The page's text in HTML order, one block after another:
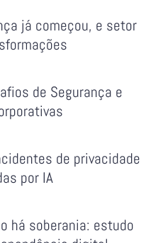
já começou, e setor
de Segurança e
de privacidade
por IA
há soberania: estudo